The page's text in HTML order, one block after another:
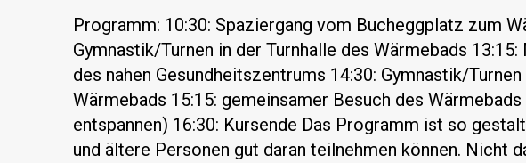
Programm: 10:30: Spaziergang vom Bucheggplatz zum
Gymnastik/Turnen in der Turnhalle des Wärmebads
des nahen Gesundheitszentrums 14:30: Gymnastik/
Wärmebads 15:15: gemeinsamer Besuch des
entspannen) 16:30: Kursende Das Programm ist so
und ältere Personen gut daran teilnehmen können. Nicht